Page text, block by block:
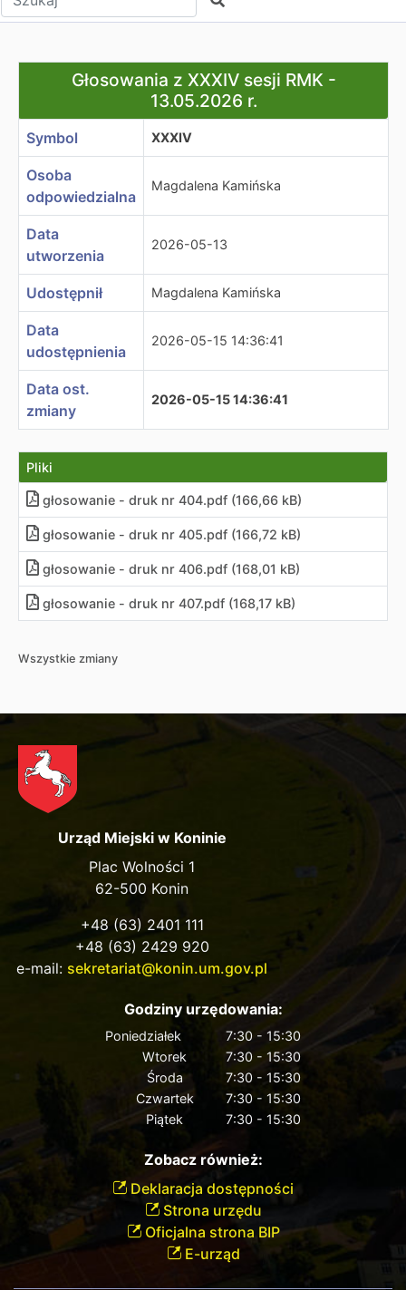
Głosowania z XXXIV sesji RMK - 13.05.2026 r.
Głosowania z XXXIV sesji RMK -
13.05.2026 r.
Symbol XXXIV
Osoba
odpowiedzialna
Magdalena Kamińska
Data
utworzenia
2026-05-13
Udostępnił Magdalena Kamińska
Data
udostępnienia
2026-05-15 14:36:41
Data ost.
zmiany
2026-05-15 14:36:41
Pliki
głosowanie - druk nr 404.pdf (166,66 kB)
głosowanie - druk nr 405.pdf (166,72 kB)
głosowanie - druk nr 406.pdf (168,01 kB)
głosowanie - druk nr 407.pdf (168,17 kB)
Wszystkie zmiany
Urząd Miejski w Koninie
Plac Wolności 1
62-500 Konin
+48 (63) 2401 111
+48 (63) 2429 920
e-mail: sekretariat@konin.um.gov.pl
Godziny urzędowania:
Poniedziałek
7:30 - 15:30
Wtorek
7:30 - 15:30
Środa
7:30 - 15:30
Czwartek
7:30 - 15:30
Piątek
7:30 - 15:30
Zobacz również:
Deklaracja dostępności
Strona urzędu
Oficjalna strona BIP
E-urząd